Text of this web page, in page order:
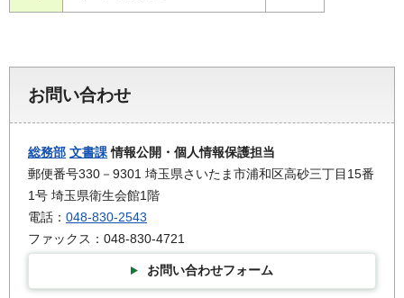
お問い合わせ
総務部 文書課情報公開・個人情報保護担当
郵便番号330－9301 埼玉県さいたま市浦和区高砂三丁目15番
1号 埼玉県衛生会館1階
電話： 048-830-2543
ファックス：048-830-4721
お問い合わせフォーム